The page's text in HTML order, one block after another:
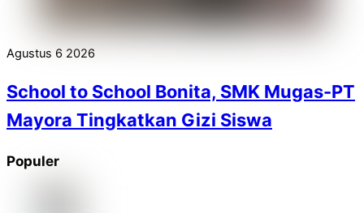
Agustus 6 2026
School to School Bonita, SMK Mugas-PT
Mayora Tingkatkan Gizi Siswa
Populer